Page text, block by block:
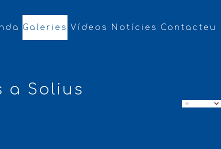
Galeries Vídeos Notícies Contacteu
a Solius